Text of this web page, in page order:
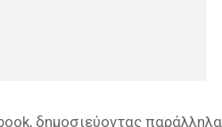
δημοσιεύοντας παράλληλα